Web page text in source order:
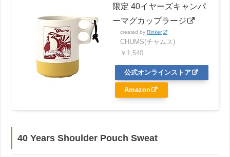
限定 40イヤーズキャンパ
ーマグカップラージ
created by Rinker
CHUMS(チャムス)
￥1,540
公式オンラインストア
Amazon
40 Years Shoulder Pouch Sweat